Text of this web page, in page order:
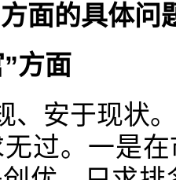
面的具体问
方面
、安于现状
过。一是